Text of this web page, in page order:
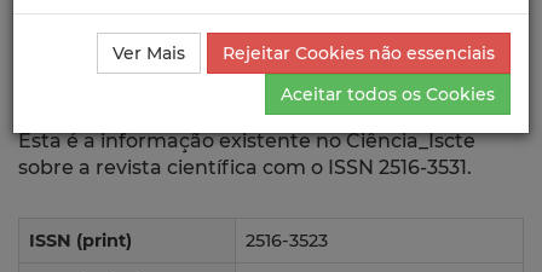
Ciência_Iscte Revista Científica
Esta é a informação existente no Ciência_Iscte
sobre a revista científica com o ISSN 2516-3531.
ISSN (print) 2516-3523
Ver Mais
Rejeitar Cookies não essenciais
Aceitar todos os Cookies